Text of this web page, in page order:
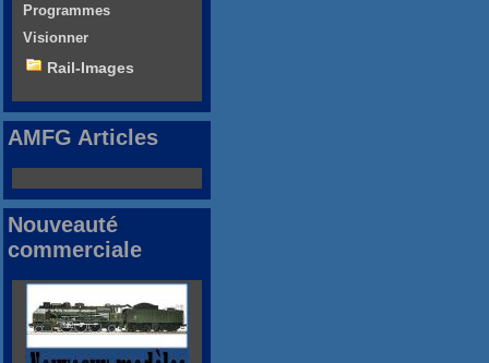
Programmes
Visionner
Rail-Images
AMFG Articles
Nouveauté
commerciale